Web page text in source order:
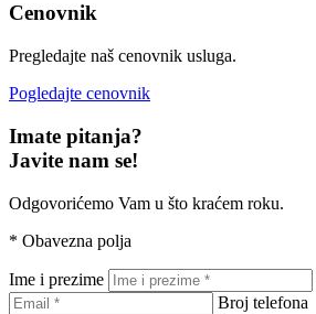
Cenovnik
Pregledajte naš cenovnik usluga.
Pogledajte cenovnik
Imate pitanja?
Javite nam se!
Odgovorićemo Vam u što kraćem roku.
* Obavezna polja
Ime i prezime
Broj telefona